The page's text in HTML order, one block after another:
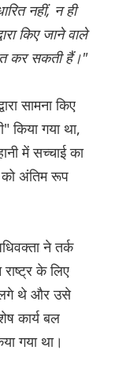
नहीं, न ही
किए जाने वाले
कर सकती हैं।"
सामना किए
किया गया था,
में सच्चाई का
को अंतिम रूप
ने तर्क
के लिए
थे और उसे
कार्य बल
गया था।